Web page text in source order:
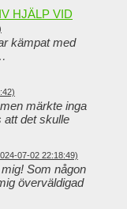
HJÄLP VID
kämpat med
märkte inga
att det skulle
07-02 22:18:49)
Som någon
överväldigad